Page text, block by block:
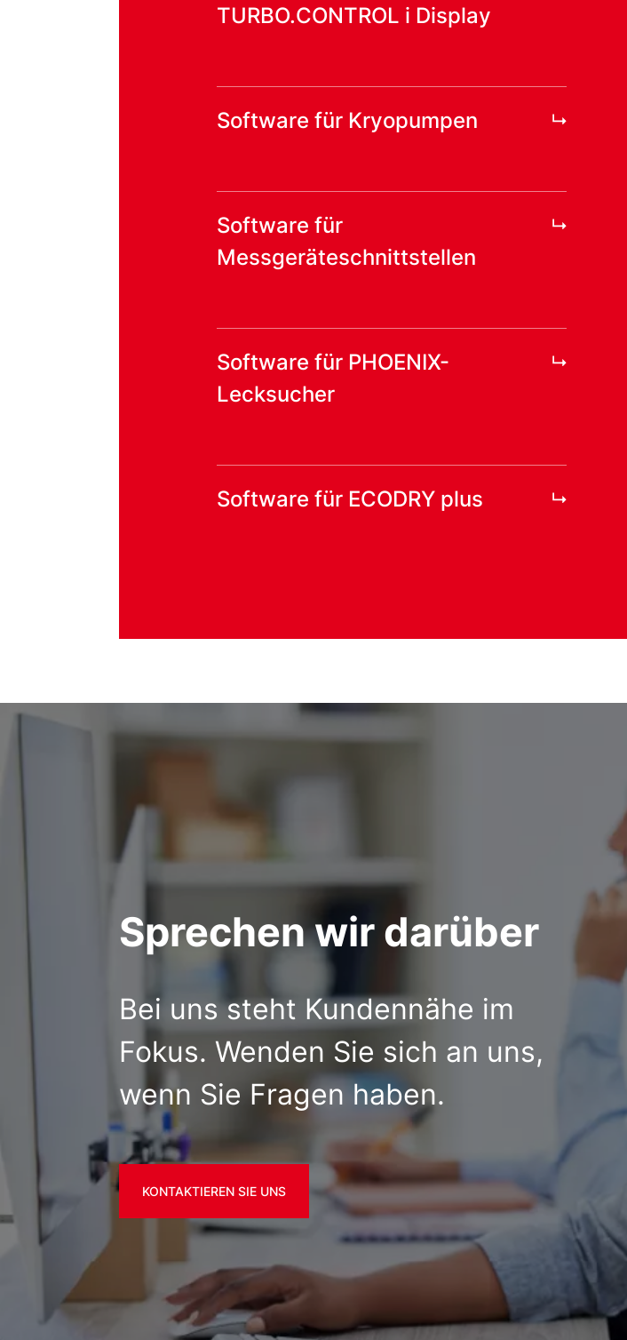
TURBO.CONTROL i Display
Software für Kryopumpen
Software für
Messgeräteschnittstellen
Software für PHOENIX-
Lecksucher
Software für ECODRY plus
Sprechen wir darüber
Bei uns steht Kundennähe im
Fokus. Wenden Sie sich an uns,
wenn Sie Fragen haben.
KONTAKTIEREN SIE UNS